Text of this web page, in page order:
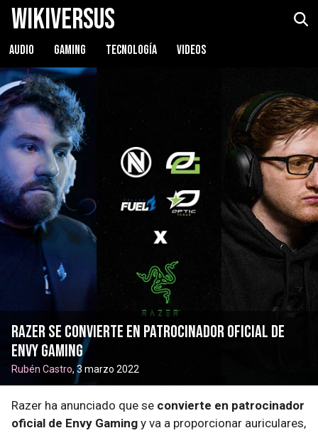
WikiVersus
AUDIO GAMING TECNOLOGÍA VIDEOS
Razer se convierte en patrocinador oficial de
Envy Gaming
Rubén Castro, 3 marzo 2022
Razer ha anunciado que se convierte en patrocinador
oficial de Envy Gaming y va a proporcionar auriculares,